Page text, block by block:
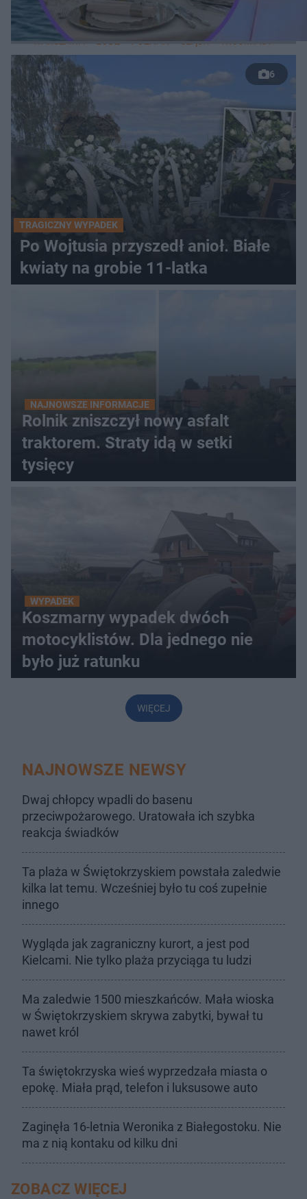
LOKALNE
WARSZAWA POZNAŃ ŚLĄSK TRÓJMIASTO
6
TRAGICZNY WYPADEK
Po Wojtusia przyszedł anioł. Białe
kwiaty na grobie 11-latka
NAJNOWSZE INFORMACJE
Rolnik zniszczył nowy asfalt
traktorem. Straty idą w setki
tysięcy
WYPADEK
Koszmarny wypadek dwóch
motocyklistów. Dla jednego nie
było już ratunku
WIĘCEJ
NAJNOWSZE NEWSY
Dwaj chłopcy wpadli do basenu
przeciwpożarowego. Uratowała ich szybka
reakcja świadków
Ta plaża w Świętokrzyskiem powstała zaledwie
kilka lat temu. Wcześniej było tu coś zupełnie
innego
Wygląda jak zagraniczny kurort, a jest pod
Kielcami. Nie tylko plaża przyciąga tu ludzi
Ma zaledwie 1500 mieszkańców. Mała wioska
w Świętokrzyskiem skrywa zabytki, bywał tu
nawet król
Ta świętokrzyska wieś wyprzedzała miasta o
epokę. Miała prąd, telefon i luksusowe auto
Zaginęła 16-letnia Weronika z Białegostoku. Nie
ma z nią kontaku od kilku dni
ZOBACZ WIĘCEJ